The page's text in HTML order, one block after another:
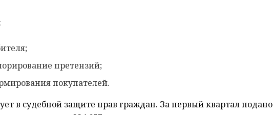
претензий;
покупателей.
в судебной защите прав граждан. За первый квартал подано